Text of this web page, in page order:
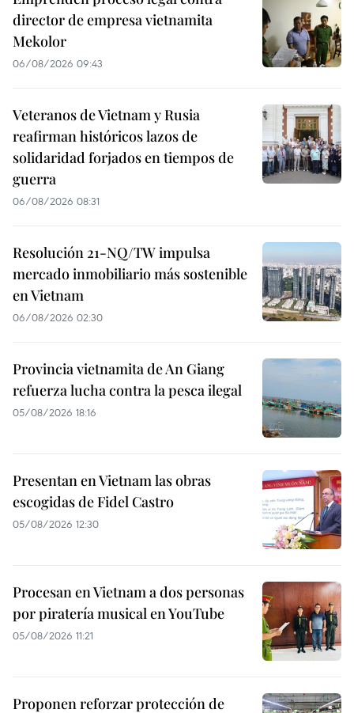
director de empresa vietnamita
Mekolor
06/08/2026 09:43
Veteranos de Vietnam y Rusia
reafirman históricos lazos de
solidaridad forjados en tiempos de
guerra
06/08/2026 08:31
Resolución 21-NQ/TW impulsa
mercado inmobiliario más sostenible
en Vietnam
06/08/2026 02:30
Provincia vietnamita de An Giang
refuerza lucha contra la pesca ilegal
05/08/2026 18:16
Presentan en Vietnam las obras
escogidas de Fidel Castro
05/08/2026 12:30
Procesan en Vietnam a dos personas
por piratería musical en YouTube
05/08/2026 11:21
Proponen reforzar protección de